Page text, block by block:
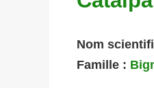
Nom
Famille :